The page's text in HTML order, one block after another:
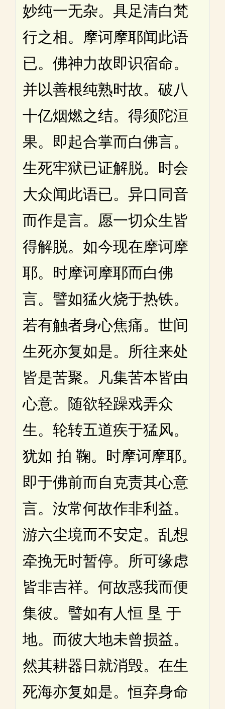
妙纯一无杂。具足清白梵
行之相。摩诃摩耶闻此语
已。佛神力故即识宿命。
并以善根纯熟时故。破八
十亿烟燃之结。得须陀洹
果。即起合掌而白佛言。
生死牢狱已证解脱。时会
大众闻此语已。异口同音
而作是言。愿一切众生皆
得解脱。如今现在摩诃摩
耶。时摩诃摩耶而白佛
言。譬如猛火烧于热铁。
若有触者身心焦痛。世间
生死亦复如是。所往来处
皆是苦聚。凡集苦本皆由
心意。随欲轻躁戏弄众
生。轮转五道疾于猛风。
犹如 拍 鞠。时摩诃摩耶。
即于佛前而自克责其心意
言。汝常何故作非利益。
游六尘境而不安定。乱想
牵挽无时暂停。所可缘虑
皆非吉祥。何故惑我而便
集彼。譬如有人恒 垦 于
地。而彼大地未曾损益。
然其耕器日就消毁。在生
死海亦复如是。恒弃身命